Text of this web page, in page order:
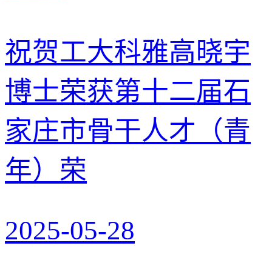
祝贺工大科雅高晓宇
博士荣获第十二届石
家庄市骨干人才（青
年）荣
2025-05-28